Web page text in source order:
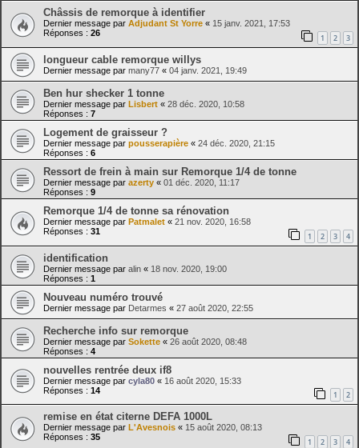
Châssis de remorque à identifier
Dernier message par Adjudant St Yorre « 15 janv. 2021, 17:53
Réponses : 26 1 2 3
longueur cable remorque willys
Dernier message par many77 « 04 janv. 2021, 19:49
Ben hur shecker 1 tonne
Dernier message par Lisbert « 28 déc. 2020, 10:58
Réponses : 7
Logement de graisseur ?
Dernier message par pousserapière « 24 déc. 2020, 21:15
Réponses : 6
Ressort de frein à main sur Remorque 1/4 de tonne
Dernier message par azerty « 01 déc. 2020, 11:17
Réponses : 9
Remorque 1/4 de tonne sa rénovation
Dernier message par Patmalet « 21 nov. 2020, 16:58
Réponses : 31 1 2 3 4
identification
Dernier message par alin « 18 nov. 2020, 19:00
Réponses : 1
Nouveau numéro trouvé
Dernier message par Detarmes « 27 août 2020, 22:55
Recherche info sur remorque
Dernier message par Sokette « 26 août 2020, 08:48
Réponses : 4
nouvelles rentrée deux if8
Dernier message par cyla80 « 16 août 2020, 15:33
Réponses : 14 1 2
remise en état citerne DEFA 1000L
Dernier message par L'Avesnois « 15 août 2020, 08:13
Réponses : 35 1 2 3 4